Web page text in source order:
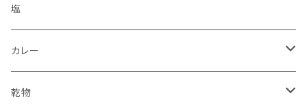
ワインパミス
島とうがらし
パック
こんにゃく
カレー
うどん
ほうとう
塩
カレー
すりだね
乾物